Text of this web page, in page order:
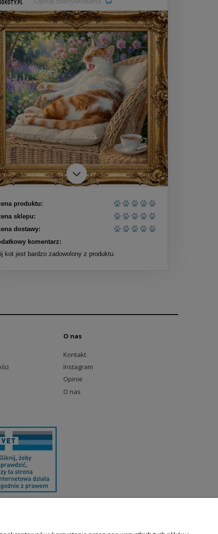
produktu:
sklepu:
dostawy:
komentarz:
kot jest bardzo zadowolony z produktu.
O nas
Kontakt
Instagram
Opinie
O nas